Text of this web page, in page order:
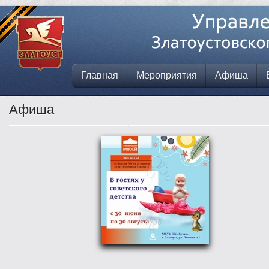
Главная Мероприятия Афиша
Афиша